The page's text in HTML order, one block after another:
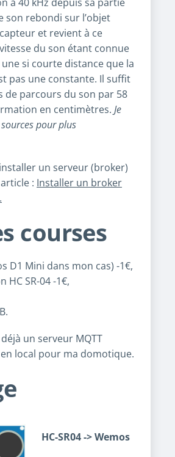
son rebondi sur l’objet
et revient à ce
du son étant connue
si courte distance que la
pas une constante. Il suffit
de parcours du son par 58
en centimètres. Je
pour plus
un serveur (broker)
: Installer un broker
courses
D1 Mini dans mon cas) -1€,
HC SR-04 -1€,
un serveur MQTT
local pour ma domotique.
HC-SR04 -> Wemos